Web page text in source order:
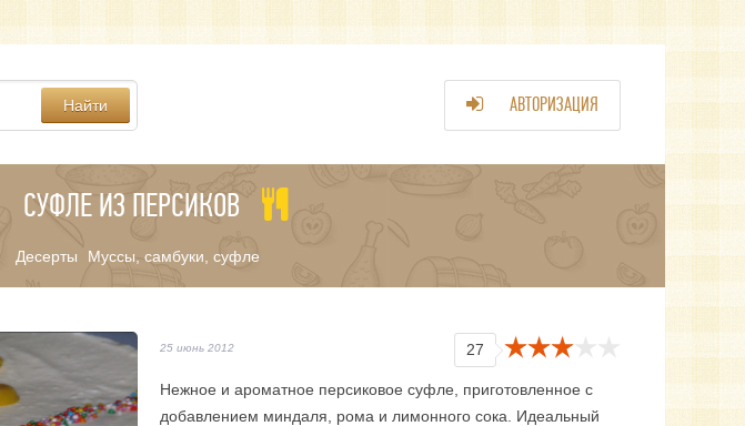
Найти АВТОРИЗАЦИЯ
СУФЛЕ ИЗ ПЕРСИКОВ
Десерты Муссы, самбуки, суфле
25 июнь 2012 27
Нежное и ароматное персиковое суфле, приготовленное с
добавлением миндаля, рома и лимонного сока. Идеальный